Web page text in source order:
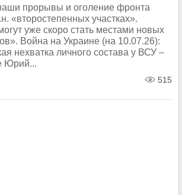
прорывы и оголение фронта
«второстепенных участках».
уже скоро стать местами новых
Война на Украине (на 10.07.26):
нехватка личного состава у ВСУ –
Юрий...
515